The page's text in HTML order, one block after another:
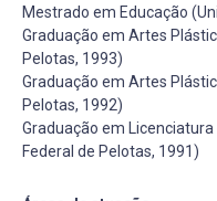
Mestrado em Educação
Graduação em Artes
Pelotas, 1993)
Graduação em Artes
Pelotas, 1992)
Graduação em
Federal de Pelotas, 1991)